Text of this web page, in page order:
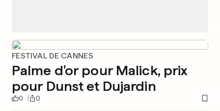
FESTIVAL DE CANNES
Palme d'or pour Malick, prix
pour Dunst et Dujardin
0 0